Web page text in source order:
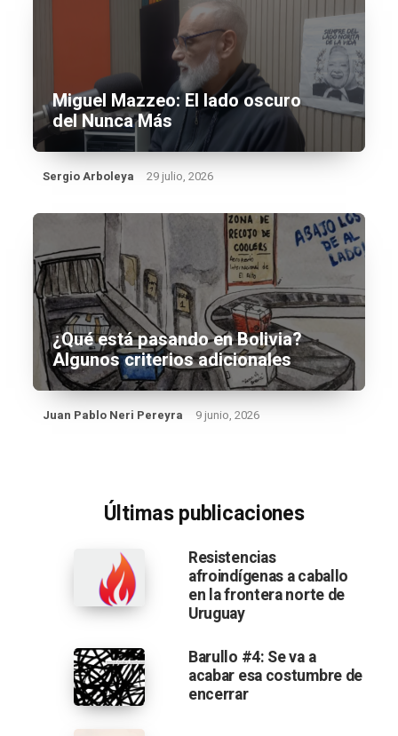
Miguel Mazzeo: El lado oscuro
del Nunca Más
Sergio Arboleya 29 julio, 2026
¿Qué está pasando en Bolivia?
Algunos criterios adicionales
Juan Pablo Neri Pereyra 9 junio, 2026
Últimas publicaciones
Resistencias
afroindígenas a caballo
en la frontera norte de
Uruguay
Barullo #4: Se va a
acabar esa costumbre de
encerrar